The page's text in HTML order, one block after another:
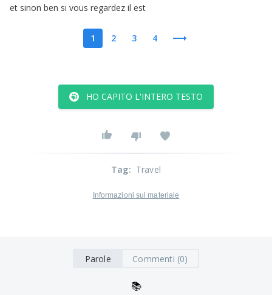
et sinon ben si vous regardez il est
1 2 3 4
HO CAPITO L'INTERO TESTO
Tag: Travel
Informazioni sul materiale
Parole Commenti (0)
📚